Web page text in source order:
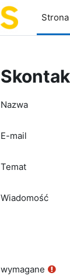
Strona
Nazwa
E-mail
Temat
Wiadomość
wymagane